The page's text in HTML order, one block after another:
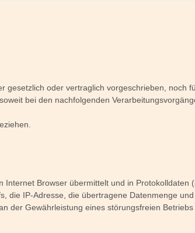
oder vertraglich vorgeschrieben, noch
bei den nachfolgenden
Browser übermittelt und in Protokolldaten
die IP-Adresse, die übertragene Datenmenge
der Gewährleistung eines störungsfreien